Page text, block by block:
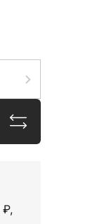
Сравнить
₽,